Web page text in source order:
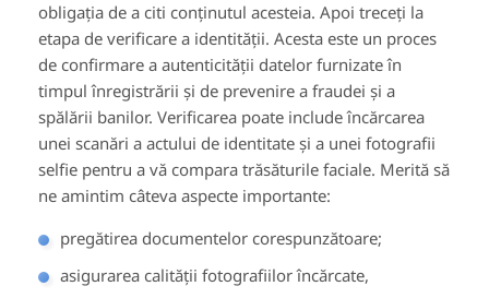
obligația de a citi conținutul acesteia. Apoi treceți la
etapa de verificare a identității. Acesta este un proces
de confirmare a autenticității datelor furnizate în
timpul înregistrării și de prevenire a fraudei și a
spălării banilor. Verificarea poate include încărcarea
unei scanări a actului de identitate și a unei fotografii
selfie pentru a vă compara trăsăturile faciale. Merită să
ne amintim câteva aspecte importante:
pregătirea documentelor corespunzătoare;
asigurarea calității fotografiilor încărcate,